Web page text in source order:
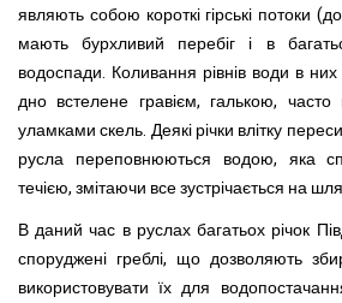
являють собою короткі гірські потоки
мають бурхливий перебіг і в
водоспади. Коливання рівнів води в них
дно встелене гравієм, галькою,
уламками скель. Деякі річки влітку
русла переповнюються водою, яка
течією, змітаючи все зустрічається на
В даний час в руслах багатьох річок
споруджені греблі, що дозволяють
використовувати їх для